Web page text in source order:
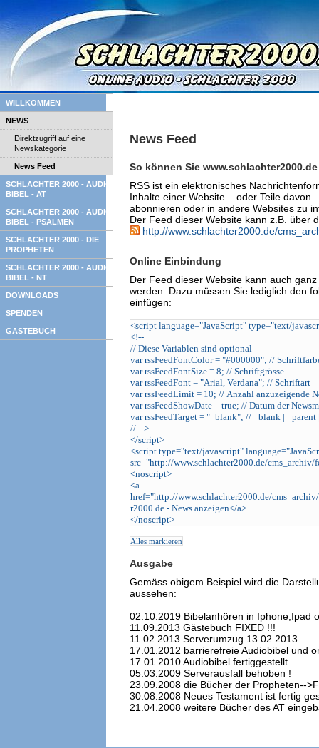
WILLKOMMEN
NEWS
Direktzugriff auf eine
Newskategorie
News Feed
SCHLACHTER 2000 - AUDIO
BIBEL - AT
SCHLACHTER 2000 - AUDIO
BIBEL - PSALMEN
SCHLACHTER 2000 - DIE
PROPHETEN
SCHLACHTER 2000 - AUDIO
BIBEL - NT
DOWNLOADS
SPENDEN
GÄSTEBUCH
News Feed
So können Sie
RSS ist ein elektronisches
Inhalte einer Website – oder Teile davon
abonnieren oder in andere Websites zu
Der Feed dieser Website kann z.B. über
http://www.schlachter2000.de/
Online Einbindung
Der Feed dieser Website kann auch
werden. Dazu müssen Sie lediglich den
einfügen:
Ausgabe
Gemäss obigem Beispiel wird die
aussehen:
02.10.2019 Bibelanhören in Iphone,Ipad
11.09.2013 Gästebuch FIXED !!!
11.02.2013 Serverumzug 13.02.2013
17.01.2012 barrierefreie Audiobibel und
17.01.2010 Audiobibel fertiggestellt
05.03.2009 Serverausfall behoben !
23.09.2008 die Bücher der Propheten--
30.08.2008 Neues Testament ist fertig
21.04.2008 weitere Bücher des AT